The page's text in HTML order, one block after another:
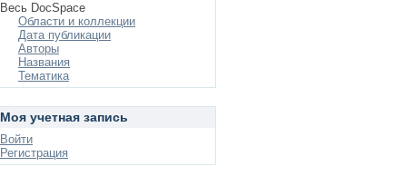
Весь DocSpace
Области и коллекции
Дата публикации
Авторы
Названия
Тематика
Моя учетная запись
Войти
Регистрация